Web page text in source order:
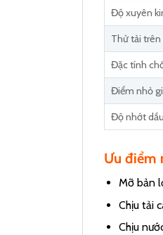
Độ xuyên
Thử tải
Đặc tính
Điểm nhỏ
Độ nhớt
Ưu điểm
Mỡ bản
Chịu tải
Chịu